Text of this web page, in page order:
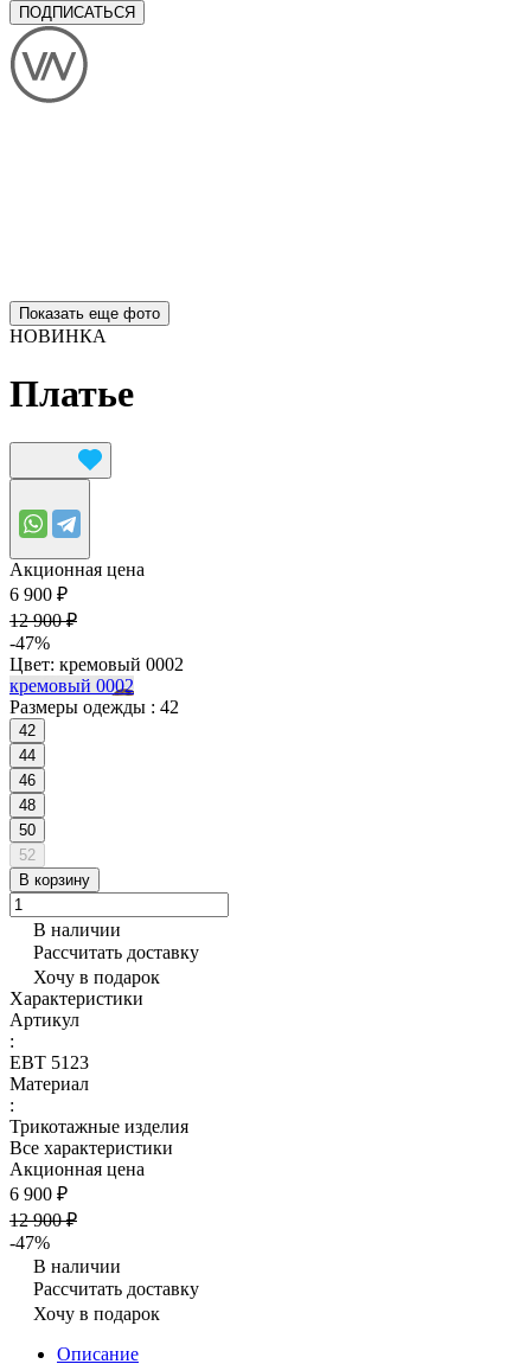
ПОДПИСАТЬСЯ
Показать еще фото
НОВИНКА
Платье
Акционная цена
6 900 ₽
12 900 ₽
-47%
Цвет: кремовый 0002
кремовый 0002
Размеры одежды : 42
42
44
46
48
50
52
В корзину
В наличии
Рассчитать доставку
Хочу в подарок
Характеристики
Артикул
:
ЕВТ 5123
Материал
:
Трикотажные изделия
Все характеристики
Акционная цена
6 900 ₽
12 900 ₽
-47%
В наличии
Рассчитать доставку
Хочу в подарок
Описание